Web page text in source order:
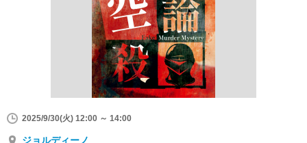
2025/9/30(火) 12:00 ～ 14:00
ジョルディーノ